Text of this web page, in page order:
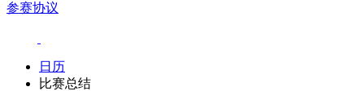
参赛协议
日历
比赛总结